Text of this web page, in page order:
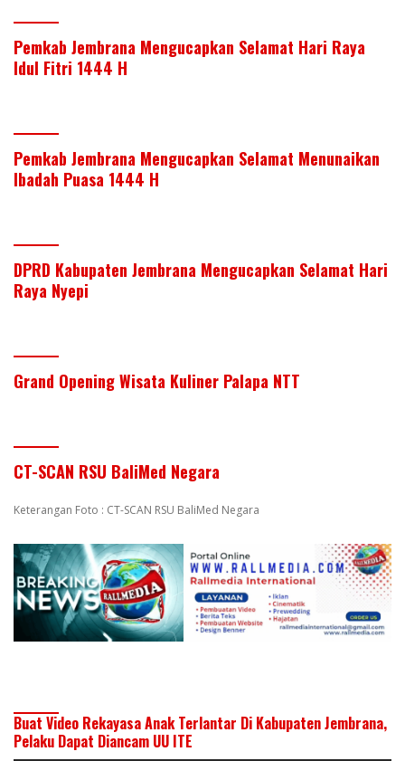
Pemkab Jembrana Mengucapkan Selamat Hari Raya
Idul Fitri 1444 H
Pemkab Jembrana Mengucapkan Selamat Menunaikan
Ibadah Puasa 1444 H
DPRD Kabupaten Jembrana Mengucapkan Selamat Hari
Raya Nyepi
Grand Opening Wisata Kuliner Palapa NTT
CT-SCAN RSU BaliMed Negara
Keterangan Foto : CT-SCAN RSU BaliMed Negara
Buat Video Rekayasa Anak Terlantar Di Kabupaten Jembrana,
Pelaku Dapat Diancam UU ITE